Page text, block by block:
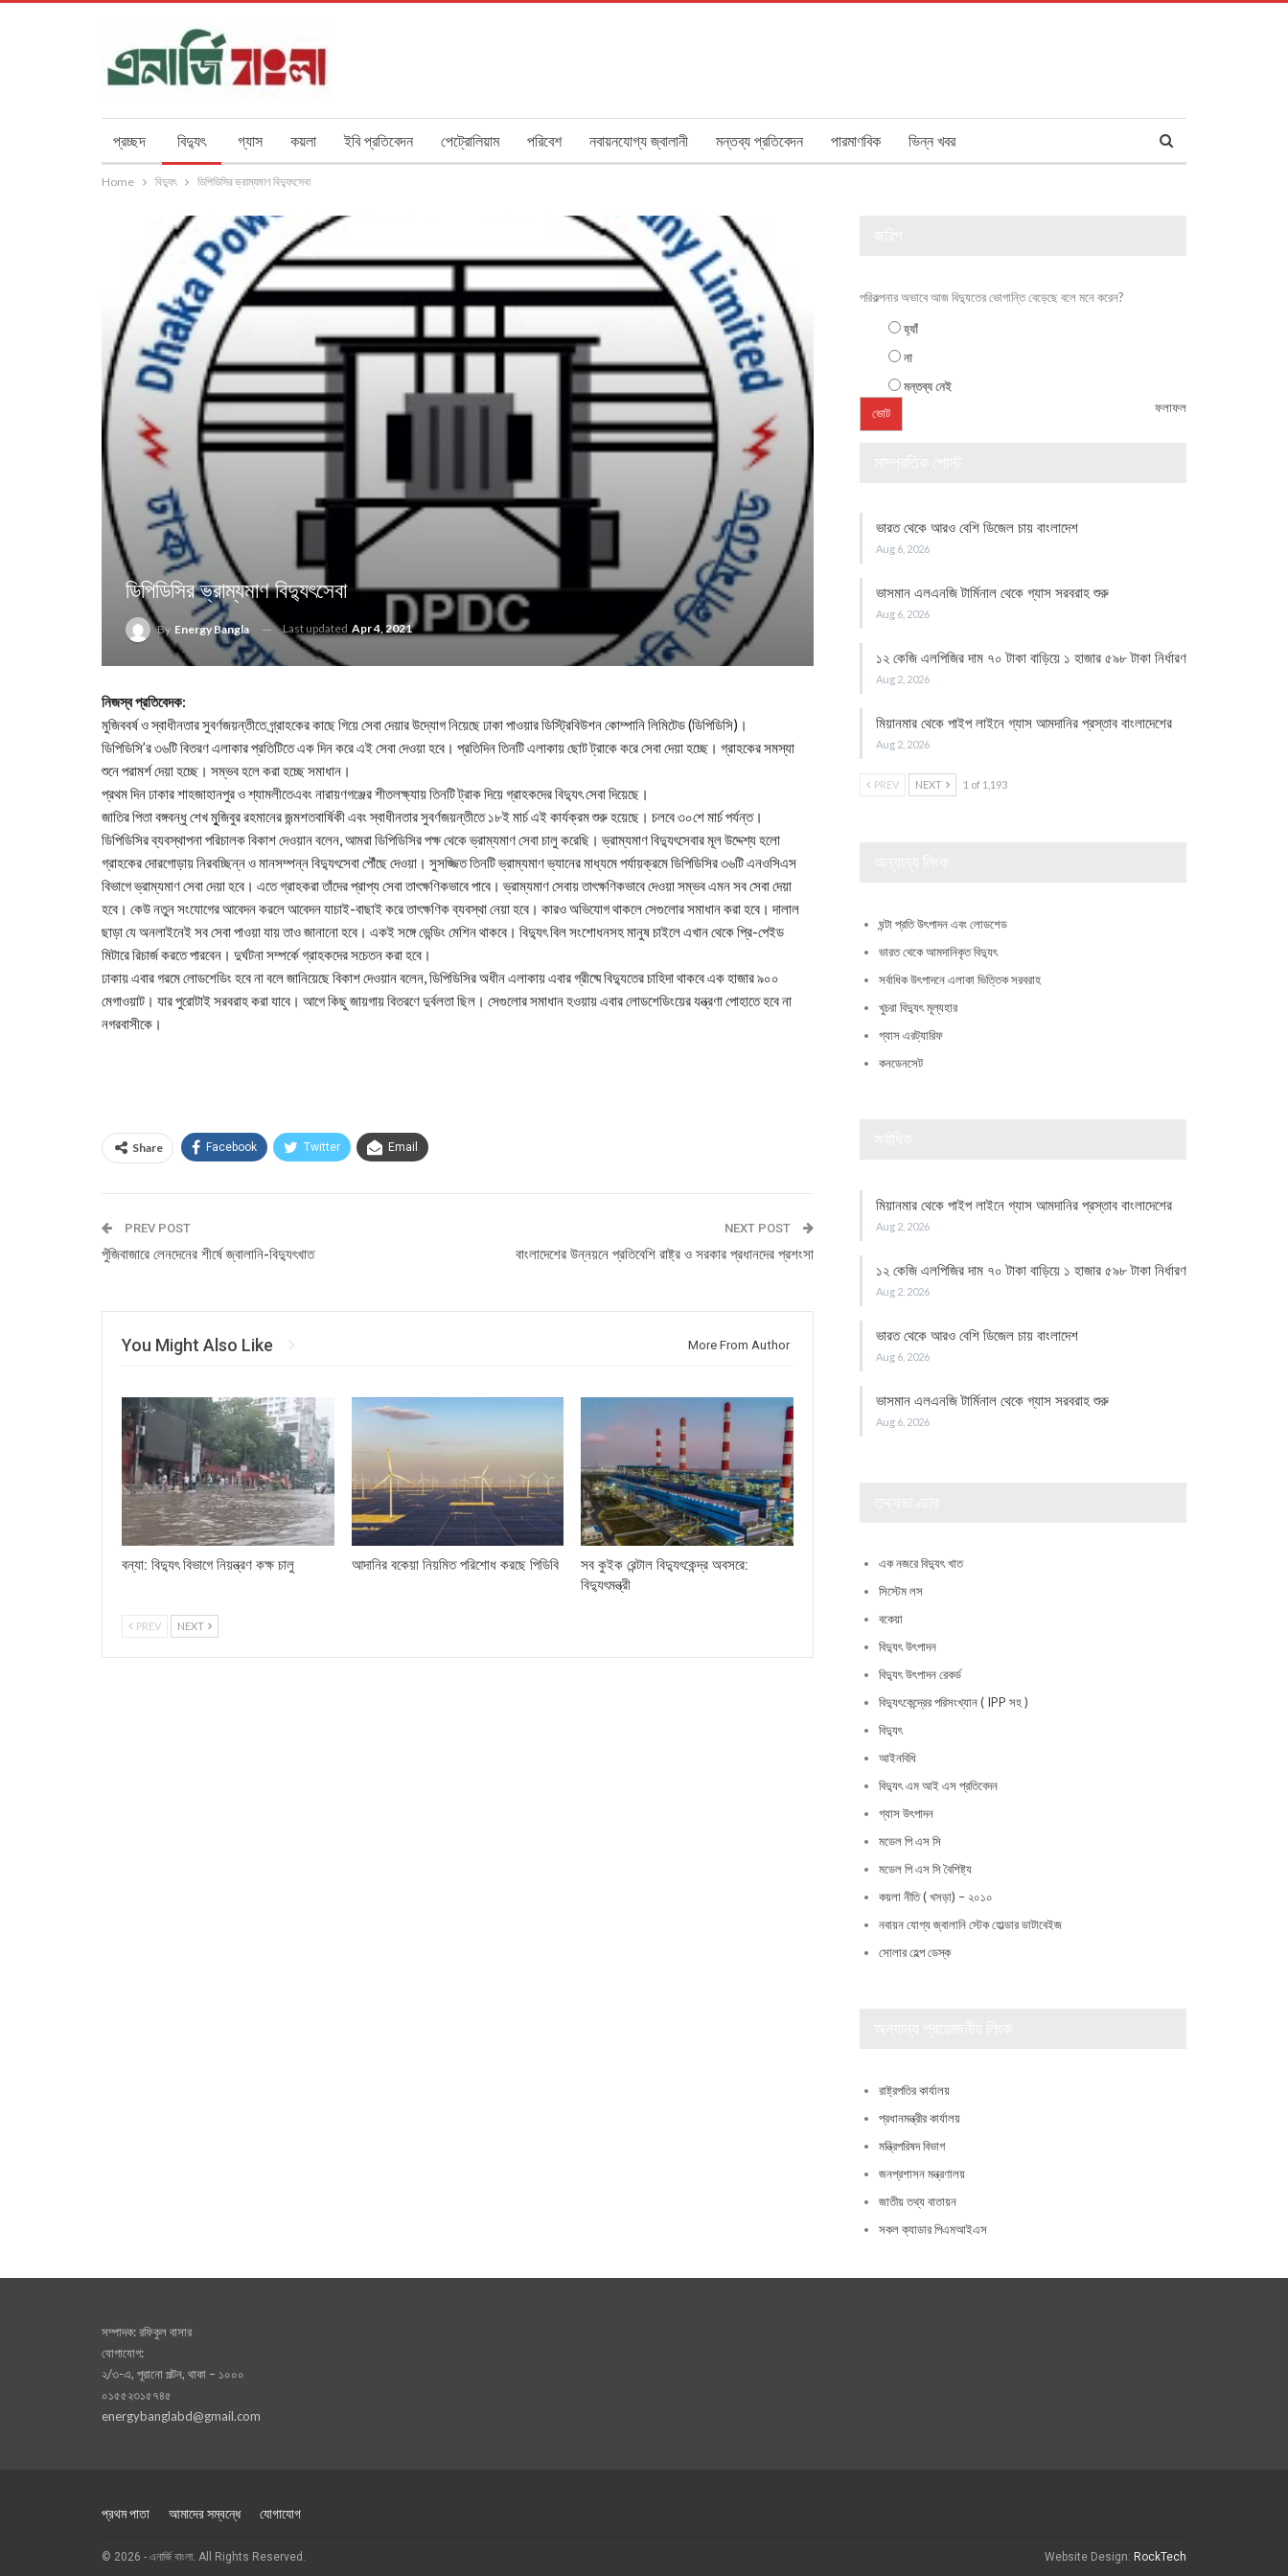
প্রচ্ছদ বিদ্যুৎ গ্যাস কয়লা ইবি প্রতিবেদন পেট্রোলিয়াম পরিবেশ নবায়নযোগ্য জ্বালানী মন্তব্য প্রতিবেদন পারমাণবিক ভিন্ন খবর
Home বিদ্যুৎ ডিপিডিসির ভ্রাম্যমাণ বিদ্যুৎসেবা
ডিপিডিসির ভ্রাম্যমাণ বিদ্যুৎসেবা
By Energy Bangla Last updated Apr 4, 2021
নিজস্ব প্রতিবেদক:
মুজিববর্ষ ও স্বাধীনতার সুবর্ণজয়ন্তীতে গ্র্রাহকের কাছে গিয়ে সেবা দেয়ার উদ্যোগ নিয়েছে ঢাকা পাওয়ার ডিস্ট্রিবিউশন কোম্পানি লিমিটেড (ডিপিডিসি)।
ডিপিডিসি’র ৩৬টি বিতরণ এলাকার প্রতিটিতে এক দিন করে এই সেবা দেওয়া হবে। প্রতিদিন তিনটি এলাকায় ছোট ট্রাকে করে সেবা দেয়া হচ্ছে। গ্রাহকের সমস্যা
শুনে পরামর্শ দেয়া হচ্ছে। সম্ভব হলে করা হচ্ছে সমাধান।
প্রথম দিন ঢাকার শাহজাহানপুর ও শ্যামলীতেএবং নারায়ণগঞ্জের শীতলক্ষ্যায় তিনটি ট্রাক দিয়ে গ্রাহকদের বিদ্যুৎ সেবা দিয়েছে।
জাতির পিতা বঙ্গবন্ধু শেখ মুুজিবুর রহমানের জন্মশতবার্ষিকী এবং স্বাধীনতার সুবর্ণজয়ন্তীতে ১৮ই মার্চ এই কার্যক্রম শুরু হয়েছে। চলবে ৩০শে মার্চ পর্যন্ত।
ডিপিডিসির ব্যবস্থাপনা পরিচালক বিকাশ দেওয়ান বলেন, আমরা ডিপিডিসির পক্ষ থেকে ভ্রাম্যমাণ সেবা চালু করেছি। ভ্রাম্যমাণ বিদ্যুৎসেবার মূল উদ্দেশ্য হলো
গ্রাহকের দোরগোড়ায় নিরবচ্ছিন্ন ও মানসম্পন্ন বিদ্যুৎসেবা পৌঁছে দেওয়া। সুসজ্জিত তিনটি ভ্রাম্যমাণ ভ্যানের মাধ্যমে পর্যায়ক্রমে ডিপিডিসির ৩৬টি এনওসিএস
বিভাগে ভ্রাম্যমাণ সেবা দেয়া হবে। এতে গ্রাহকরা তাঁদের প্রাপ্য সেবা তাৎক্ষণিকভাবে পাবে। ভ্রাম্যমাণ সেবায় তাৎক্ষণিকভাবে দেওয়া সম্ভব এমন সব সেবা দেয়া
হবে। কেউ নতুন সংযোগের আবেদন করলে আবেদন যাচাই-বাছাই করে তাৎক্ষণিক ব্যবস্থা নেয়া হবে। কারও অভিযোগ থাকলে সেগুলোর সমাধান করা হবে। দালাল
ছাড়া যে অনলাইনেই সব সেবা পাওয়া যায় তাও জানানো হবে। একই সঙ্গে ভেন্ডিং মেশিন থাকবে। বিদ্যুৎ বিল সংশোধনসহ মানুষ চাইলে এখান থেকে প্রি-পেইড
মিটারে রিচার্জ করতে পারবেন। দুর্ঘটনা সম্পর্কে গ্রাহকদের সচেতন করা হবে।
ঢাকায় এবার গরমে লোডশেডিং হবে না বলে জানিয়েছে বিকাশ দেওয়ান বলেন, ডিপিডিসির অধীন এলাকায় এবার গ্রীষ্মে বিদ্যুতের চাহিদা থাকবে এক হাজার ৯০০
মেগাওয়াট। যার পুরোটাই সরবরাহ করা যাবে। আগে কিছু জায়গায় বিতরণে দুর্বলতা ছিল। সেগুলোর সমাধান হওয়ায় এবার লোডশেডিংয়ের যন্ত্রণা পোহাতে হবে না
নগরবাসীকে।
Share Facebook Twitter Email
PREV POST
পুঁজিবাজারে লেনদেনের শীর্ষে জ্বালানি-বিদ্যুৎখাত
NEXT POST
বাংলাদেশের উন্নয়নে প্রতিবেশি রাষ্ট্র ও সরকার প্রধানদের প্রশংসা
You Might Also Like More From Author
বন্যা: বিদ্যুৎ বিভাগে নিয়ন্ত্রণ কক্ষ চালু আদানির বকেয়া নিয়মিত পরিশোধ করছে পিডিবি
সব কুইক রেন্টাল বিদ্যুৎকেন্দ্র অবসরে:
বিদ্যুৎমন্ত্রী
PREV NEXT
পরিকল্পনার অভাবে আজ বিদ্যুতের ভোগান্তি বেড়েছে বলে মনে করেন?
হ্যাঁ
না
মন্তব্য নেই
ফলাফল
ভারত থেকে আরও বেশি ডিজেল চায় বাংলাদেশ
Aug 6, 2026
ভাসমান এলএনজি টার্মিনাল থেকে গ্যাস সরবরাহ শুরু
Aug 6, 2026
১২ কেজি এলপিজির দাম ৭০ টাকা বাড়িয়ে ১ হাজার ৫৯৮ টাকা নির্ধারণ
Aug 2, 2026
মিয়ানমার থেকে পাইপ লাইনে গ্যাস আমদানির প্রস্তাব বাংলাদেশের
Aug 2, 2026
PREV NEXT 1 of 1,193
ঘন্টা প্রতি উৎপাদন এবং লোডশেড
ভারত থেকে আমদানিকৃত বিদ্যুৎ
সর্বাধিক উৎপাদনে এলাকা ভিত্তিক সরবরাহ
খুচরা বিদ্যুৎ মূল্যহার
গ্যাস এরট্যারিফ
কনডেনসেট
মিয়ানমার থেকে পাইপ লাইনে গ্যাস আমদানির প্রস্তাব বাংলাদেশের
Aug 2, 2026
১২ কেজি এলপিজির দাম ৭০ টাকা বাড়িয়ে ১ হাজার ৫৯৮ টাকা নির্ধারণ
Aug 2, 2026
ভারত থেকে আরও বেশি ডিজেল চায় বাংলাদেশ
Aug 6, 2026
ভাসমান এলএনজি টার্মিনাল থেকে গ্যাস সরবরাহ শুরু
Aug 6, 2026
এক নজরে বিদ্যুৎ খাত
সিস্টেম লস
বকেয়া
বিদ্যুৎ উৎপাদন
বিদ্যুৎ উৎপাদন রেকর্ড
বিদ্যুৎকেন্দ্রের পরিসংখ্যান ( IPP সহ )
বিদ্যুৎ
আইনবিধি
বিদ্যুৎ এম আই এস প্রতিবেদন
গ্যাস উৎপাদন
মডেল পি এস সি
মডেল পি এস সি বৈশিষ্ট্য
কয়লা নীতি ( খসড়া) – ২০১০
নবায়ন যোগ্য জ্বালানি স্টেক হোল্ডার ডাটাবেইজ
সোলার হেল্প ডেস্ক
রাষ্ট্রপতির কার্যালয়
প্রধানমন্ত্রীর কার্যালয়
মন্ত্রিপরিষদ বিভাগ
জনপ্রশাসন মন্ত্রণালয়
জাতীয় তথ্য বাতায়ন
সকল ক্যাডার পিএমআইএস
সম্পাদক: রফিকুল বাসার
যোগাযোগ:
২/৩-এ, পূরানো পল্টন, থাকা – ১০০০
০১৫৫২৩১৫৭৪৫
energybanglabd@gmail.com
প্রথম পাতা আমাদের সম্বন্ধে যোগাযোগ
© 2026 - এনার্জি বাংলা. All Rights Reserved. Website Design: RockTech